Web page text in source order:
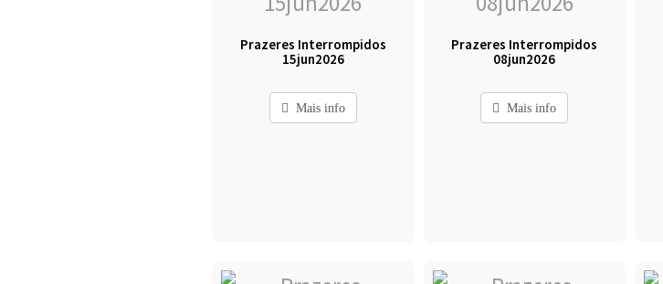
Prazeres Interrompidos
15jun2026
Mais info
Prazeres Interrompidos
08jun2026
Mais info